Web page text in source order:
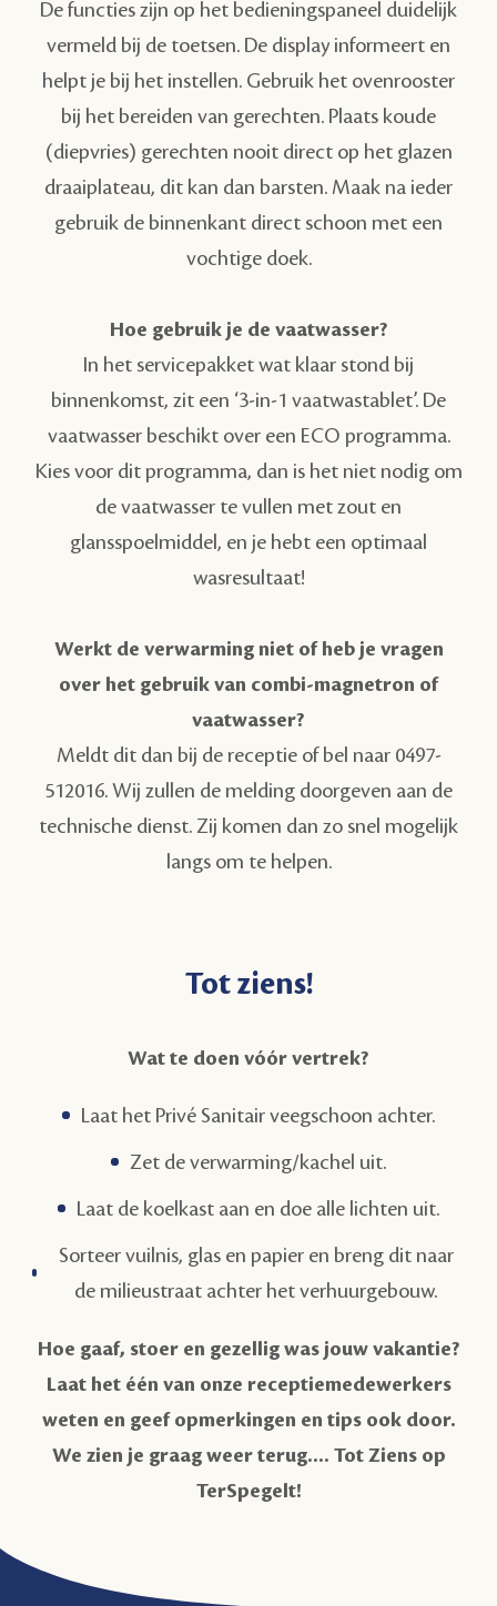
De functies zijn op het bedieningspaneel duidelijk
vermeld bij de toetsen. De display informeert en
helpt je bij het instellen. Gebruik het ovenrooster
bij het bereiden van gerechten. Plaats koude
(diepvries) gerechten nooit direct op het glazen
draaiplateau, dit kan dan barsten. Maak na ieder
gebruik de binnenkant direct schoon met een
vochtige doek.
Hoe gebruik je de vaatwasser?
In het servicepakket wat klaar stond bij
binnenkomst, zit een ‘3-in-1 vaatwastablet’. De
vaatwasser beschikt over een ECO programma.
Kies voor dit programma, dan is het niet nodig om
de vaatwasser te vullen met zout en
glansspoelmiddel, en je hebt een optimaal
wasresultaat!
Werkt de verwarming niet of heb je vragen
over het gebruik van combi-magnetron of
vaatwasser?
Meldt dit dan bij de receptie of bel naar 0497-
512016. Wij zullen de melding doorgeven aan de
technische dienst. Zij komen dan zo snel mogelijk
langs om te helpen.
Tot ziens!
Wat te doen vóór vertrek?
Laat het Privé Sanitair veegschoon achter.
Zet de verwarming/kachel uit.
Laat de koelkast aan en doe alle lichten uit.
Sorteer vuilnis, glas en papier en breng dit naar
de milieustraat achter het verhuurgebouw.
Hoe gaaf, stoer en gezellig was jouw vakantie?
Laat het één van onze receptiemedewerkers
weten en geef opmerkingen en tips ook door.
We zien je graag weer terug.... Tot Ziens op
TerSpegelt!